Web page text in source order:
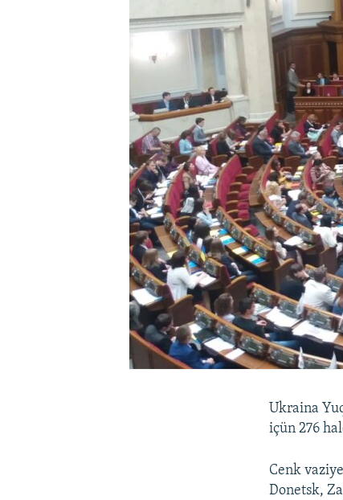
Ukraina
içün 276
Cenk
Donetsk,